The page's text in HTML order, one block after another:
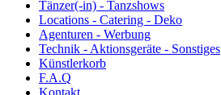
Tänzer(-in) - Tanzshows
Locations - Catering - Deko
Agenturen - Werbung
Technik - Aktionsgeräte - Sonstiges
Künstlerkorb
F.A.Q
Kontakt